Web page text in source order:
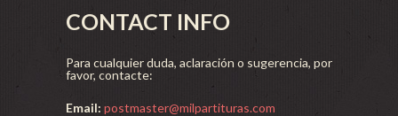
CONTACT INFO
Para cualquier duda, aclaración o sugerencia, por
favor, contacte:
Email: postmaster@milpartituras.com